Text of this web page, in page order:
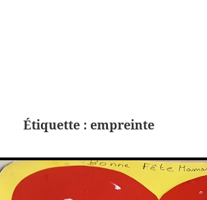
Étiquette :empreinte